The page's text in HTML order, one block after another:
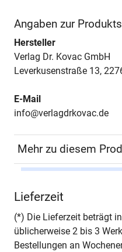
Angaben zur
Hersteller
Verlag Dr. Kovac GmbH
Leverkusenstraße 13,
E-Mail
info@verlagdrkovac.de
Mehr zu diesem
Seiten
Jahr
Lieferzeit
(*) Die Lieferzeit beträgt
üblicherweise 2 bis 3
Bestellungen an